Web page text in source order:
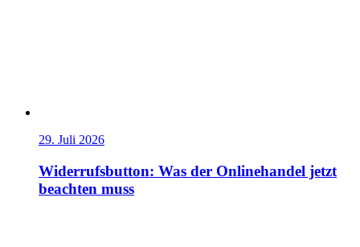
29. Juli 2026
Widerrufsbutton: Was der Onlinehandel jetzt
beachten muss